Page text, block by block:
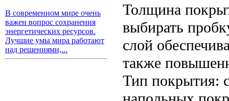
В современном мире очень
важен вопрос сохранения
энергетических ресурсов.
Лучшие умы мира работают
над решениями,...
Толщина
выбирать
слой
также
Тип покрытия: